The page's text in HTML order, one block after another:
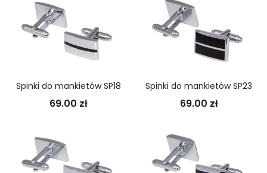
Spinki do mankietów SP18
69.00 zł
Spinki do mankietów SP23
69.00 zł